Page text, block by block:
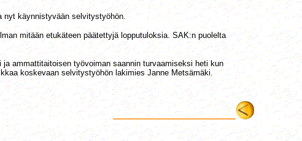
nyt käynnistyvään selvitystyöhön.
mitään etukäteen päätettyjä lopputuloksia. SAK:n puolelta
ammattitaitoisen työvoiman saannin turvaamiseksi heti kun
koskevaan selvitystyöhön lakimies Janne Metsämäki.